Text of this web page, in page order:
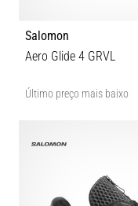
Salomon
Aero Glide 4 GRVL
Último preço mais baixo